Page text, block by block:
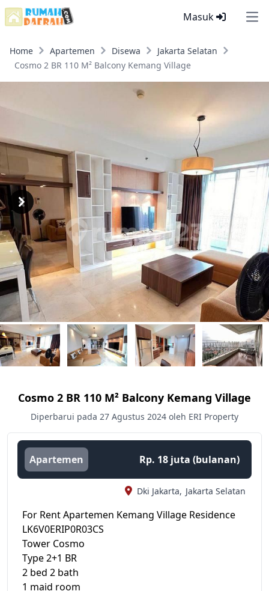
Masuk
Home Apartemen Disewa
Jakarta Selatan
Cosmo 2 BR 110 M² Balcony Kemang Village
Previous
Next
Cosmo 2 BR 110 M² Balcony Kemang Village
Diperbarui pada 27 Agustus 2024 oleh ERI Property
Apartemen Rp. 18 juta (bulanan)
Dki Jakarta, Jakarta Selatan
For Rent Apartemen Kemang Village Residence
LK6V0ERIP0R03CS
Tower Cosmo
Type 2+1 BR
2 bed 2 bath
1 maid room